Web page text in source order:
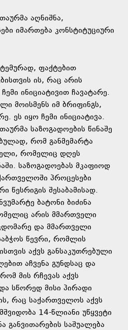
აღნიშნა,
იმართება კონსტიტუციური
ფაქტებით
ის, რაც არის
ინიციატივით ჩავატარე.
მოისმენს იმ ბრიფინგს,
ეს იყო ჩემი ინიციატივა.
საზოგადოების წინაშე
რომ განმემარტა
რომელიც დღეს
საზოგადოებას მკაფიოდ
პროცესები
წესრიგის შესაბამისად.
ბატონი ბიძინა
არის მმართველი
და მმართველი
წევრი, რომლის
აქვს განსაკუთრებული
აჩვენა გუნდსაც და
მის რჩევას აქვს
სწორედ მისი პირადი
რაც საქართველოს აქვს
14-წლიანი უწყვეტი
განვითარების საშუალება